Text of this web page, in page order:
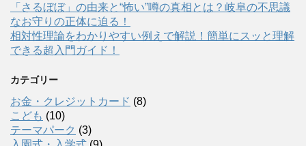
「さるぼぼ」の由来と“怖い”噂の真相とは？岐阜の不思議
なお守りの正体に迫る！
相対性理論をわかりやすい例えで解説！簡単にスッと理解
できる超入門ガイド！
カテゴリー
お金・クレジットカード (8)
こども (10)
テーマパーク (3)